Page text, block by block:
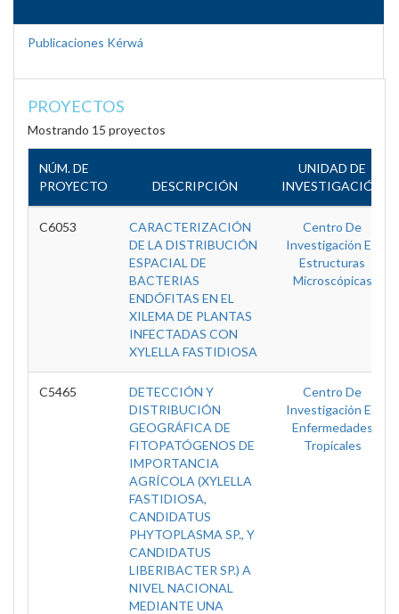
Publicaciones Kérwá
PROYECTOS
Mostrando 15 proyectos
NÚM. DE
PROYECTO
DESCRIPCIÓN
UNIDAD DE
INVESTIGACIÓN
C6053
CARACTERIZACIÓN
DE LA DISTRIBUCIÓN
ESPACIAL DE
BACTERIAS
ENDÓFITAS EN EL
XILEMA DE PLANTAS
INFECTADAS CON
XYLELLA FASTIDIOSA
Centro De
Investigación En
Estructuras
Microscópicas
C5465
DETECCIÓN Y
DISTRIBUCIÓN
GEOGRÁFICA DE
FITOPATÓGENOS DE
IMPORTANCIA
AGRÍCOLA (XYLELLA
FASTIDIOSA,
CANDIDATUS
PHYTOPLASMA SP., Y
CANDIDATUS
LIBERIBACTER SP.) A
NIVEL NACIONAL
MEDIANTE UNA
Centro De
Investigación En
Enfermedades
Tropicales